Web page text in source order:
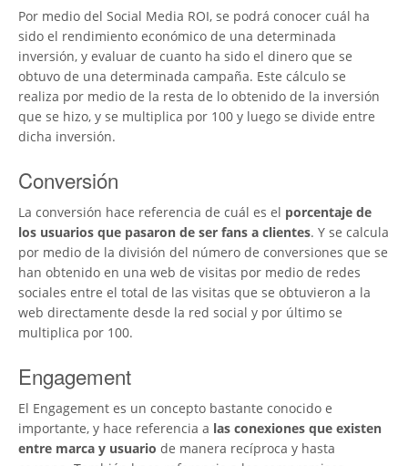
Por medio del Social Media ROI, se podrá conocer cuál ha
sido el rendimiento económico de una determinada
inversión, y evaluar de cuanto ha sido el dinero que se
obtuvo de una determinada campaña. Este cálculo se
realiza por medio de la resta de lo obtenido de la inversión
que se hizo, y se multiplica por 100 y luego se divide entre
dicha inversión.
Conversión
La conversión hace referencia de cuál es el porcentaje de
los usuarios que pasaron de ser fans a clientes. Y se calcula
por medio de la división del número de conversiones que se
han obtenido en una web de visitas por medio de redes
sociales entre el total de las visitas que se obtuvieron a la
web directamente desde la red social y por último se
multiplica por 100.
Engagement
El Engagement es un concepto bastante conocido e
importante, y hace referencia a las conexiones que existen
entre marca y usuario de manera recíproca y hasta